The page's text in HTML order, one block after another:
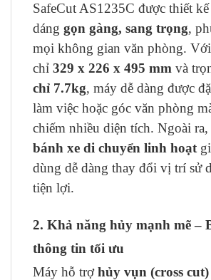
SafeCut AS1235C được thiết
dáng gọn gàng, sang trọng,
mọi không gian văn phòng.
chỉ 329 x 226 x 495 mm và
chỉ 7.7kg, máy dễ dàng được
làm việc hoặc góc văn phòng
chiếm nhiều diện tích. Ngoài
bánh xe di chuyển linh hoạt
dùng dễ dàng thay đổi vị trí sử
tiện lợi.
2. Khả năng hủy mạnh mẽ –
thông tin tối ưu
Máy hỗ trợhủy vụn (cross cut)